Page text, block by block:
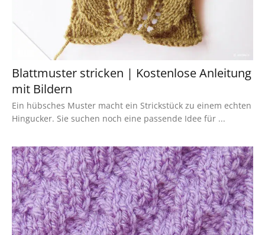
Blattmuster stricken | Kostenlose Anleitung
mit Bildern
Ein hübsches Muster macht ein Strickstück zu einem echten
Hingucker. Sie suchen noch eine passende Idee für ...